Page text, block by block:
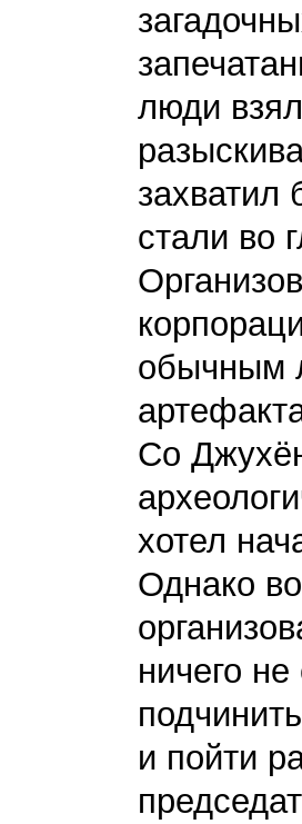
люди
захватил
стали во
обычным
Со
хотел
Однако
ничего
и пойти